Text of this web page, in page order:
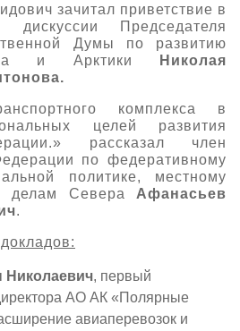
зачитал приветствие в
дискуссии Председателя
Думы по развитию
и Арктики
Николая
комплекса в
целей развития
рассказал член
по федеративному
политике, местному
делам Севера Афанасьев
.
, первый
АО АК «Полярные
авиаперевозок и